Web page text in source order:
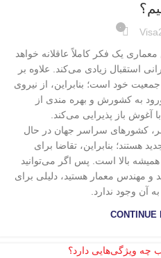
۰
یک فکر کاملاً عاقلانه خواهد
استقبال زیادی می‌کند. علاوه بر
جمعیت خود است؛ بنابراین، از نیروی
به کشورش و بهره مندی از
باز پذیرایی می‌کند.
کشورهای سراسر جهان در حال
هستند؛ بنابراین، تقاضا برای
بالا است. پس اگر می‌توانید
و مهندس معمار هستید، دلیلی برای
آن وجود ندارد.
CONTINUE